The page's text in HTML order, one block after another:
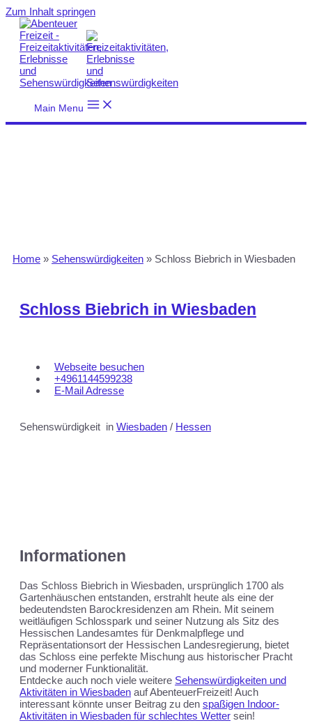
Zum Inhalt springen
Main Menu
Home » Sehenswürdigkeiten » Schloss Biebrich in Wiesbaden
Schloss Biebrich in Wiesbaden
Webseite besuchen
+4961144599238
E-Mail Adresse
Sehenswürdigkeit in Wiesbaden / Hessen
Informationen
Das Schloss Biebrich in Wiesbaden, ursprünglich 1700 als
Gartenhäuschen entstanden, erstrahlt heute als eine der
bedeutendsten Barockresidenzen am Rhein. Mit seinem
weitläufigen Schlosspark und seiner Nutzung als Sitz des
Hessischen Landesamtes für Denkmalpflege und
Repräsentationsort der Hessischen Landesregierung, bietet
das Schloss eine perfekte Mischung aus historischer Pracht
und moderner Funktionalität.
Entdecke auch noch viele weitere Sehenswürdigkeiten und
Aktivitäten in Wiesbaden auf AbenteuerFreizeit! Auch
interessant könnte unser Beitrag zu den spaßigen Indoor-
Aktivitäten in Wiesbaden für schlechtes Wetter sein!